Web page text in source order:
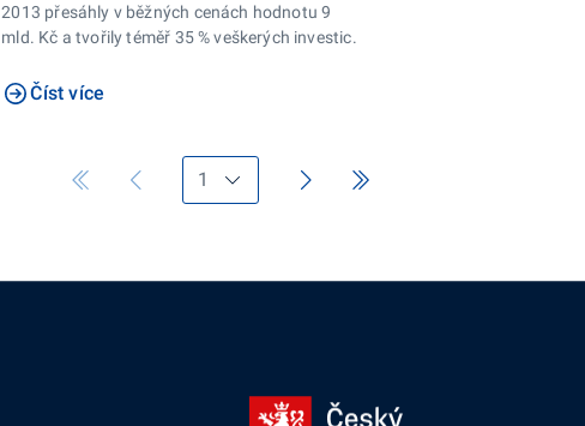
2013 přesáhly v běžných cenách hodnotu 9
mld. Kč a tvořily téměř 35 % veškerých investic.
Číst více